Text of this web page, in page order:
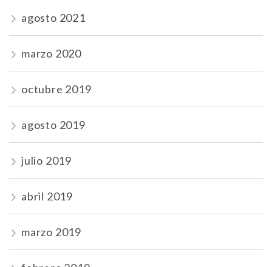
agosto 2021
marzo 2020
octubre 2019
agosto 2019
julio 2019
abril 2019
marzo 2019